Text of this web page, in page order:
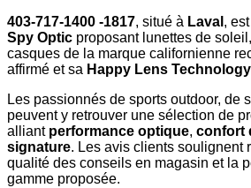
403-717-1400 -1817, situé à Laval ,
Spy Optic proposant lunettes de
casques de la marque californienne
affirmé et sa Happy Lens Technology
Les passionnés de sports outdoor, de
peuvent y retrouver une sélection de
alliant performance optique, confort
signature. Les avis clients soulignent
qualité des conseils en magasin et la
gamme proposée.